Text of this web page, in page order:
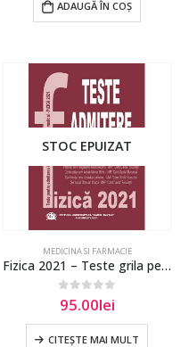
ADAUGĂ ÎN COȘ
STOC EPUIZAT
MEDICINA SI FARMACIE
Fizica 2021 – Teste grila pentru admitere UMF Carol Davila
0out of 5
95.00lei
CITEȘTE MAI MULT